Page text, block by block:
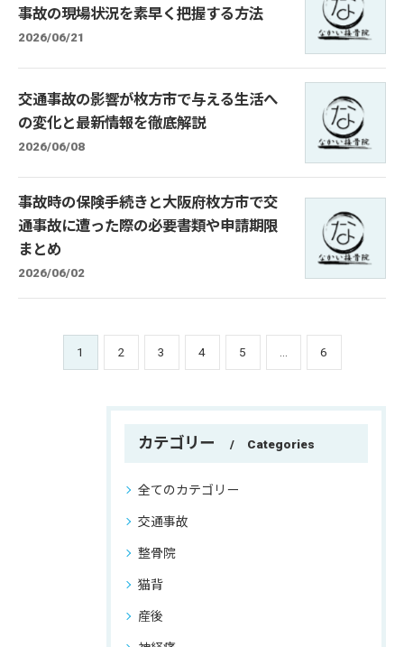
事故の現場状況を素早く把握する方法
2026/06/21
交通事故の影響が枚方市で与える生活へ
の変化と最新情報を徹底解説
2026/06/08
事故時の保険手続きと大阪府枚方市で交
通事故に遭った際の必要書類や申請期限
まとめ
2026/06/02
1 2 3 4 5 6
カテゴリー Categories
全てのカテゴリー
交通事故
整骨院
猫背
産後